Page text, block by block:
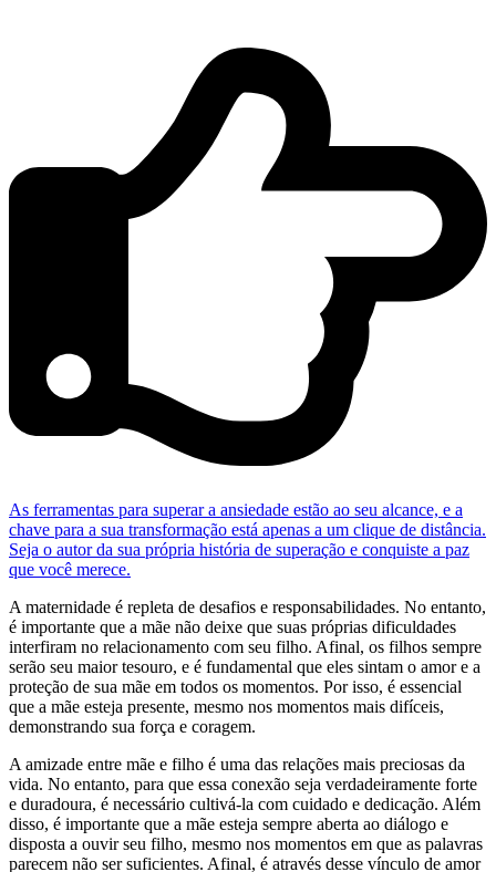
As ferramentas para superar a ansiedade estão ao seu alcance, e a
chave para a sua transformação está apenas a um clique de distância.
Seja o autor da sua própria história de superação e conquiste a paz
que você merece.
A maternidade é repleta de desafios e responsabilidades. No entanto,
é importante que a mãe não deixe que suas próprias dificuldades
interfiram no relacionamento com seu filho. Afinal, os filhos sempre
serão seu maior tesouro, e é fundamental que eles sintam o amor e a
proteção de sua mãe em todos os momentos. Por isso, é essencial
que a mãe esteja presente, mesmo nos momentos mais difíceis,
demonstrando sua força e coragem.
A amizade entre mãe e filho é uma das relações mais preciosas da
vida. No entanto, para que essa conexão seja verdadeiramente forte
e duradoura, é necessário cultivá-la com cuidado e dedicação. Além
disso, é importante que a mãe esteja sempre aberta ao diálogo e
disposta a ouvir seu filho, mesmo nos momentos em que as palavras
parecem não ser suficientes. Afinal, é através desse vínculo de amor